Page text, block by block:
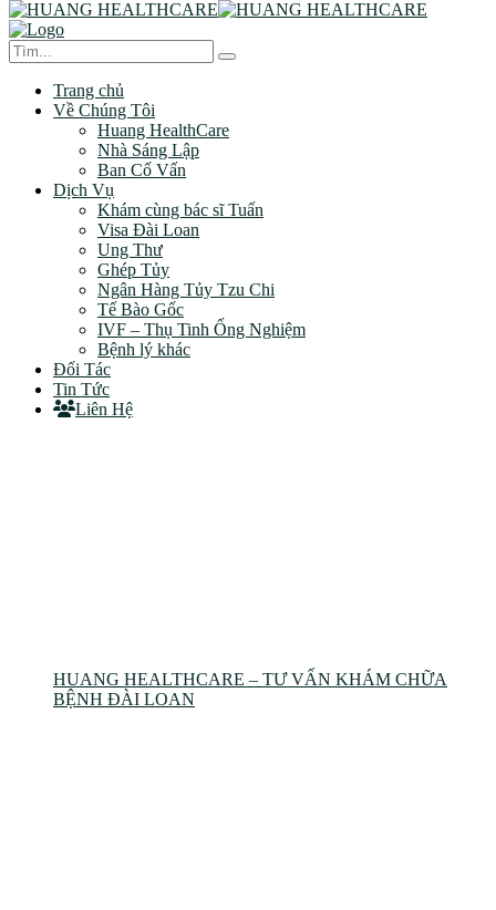
Trang chủ
Về Chúng Tôi
Huang HealthCare
Nhà Sáng Lập
Ban Cố Vấn
Dịch Vụ
Khám cùng bác sĩ Tuấn
Visa Đài Loan
Ung Thư
Ghép Tủy
Ngân Hàng Tủy Tzu Chi
Tế Bào Gốc
IVF – Thụ Tinh Ống Nghiệm
Bệnh lý khác
Đối Tác
Tin Tức
Liên Hệ
HUANG HEALTHCARE – TƯ VẤN KHÁM CHỮA
BỆNH ĐÀI LOAN